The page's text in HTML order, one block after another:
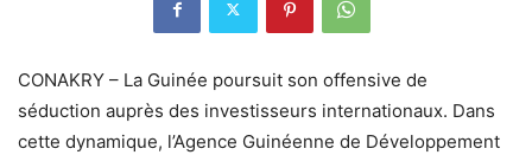
CONAKRY – La Guinée poursuit son offensive de
séduction auprès des investisseurs internationaux. Dans
cette dynamique, l’Agence Guinéenne de Développement